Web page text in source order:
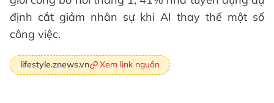
định cắt giảm nhân sự khi AI thay thế một số
công việc.
lifestyle.znews.vn Xem link nguồn